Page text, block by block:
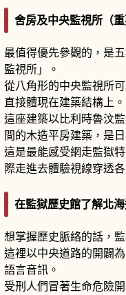
舍房及中央監視所（重
最值得優先參觀的，是
監視所」。
從八角形的中央監視所
直接體現在建築結構上。
這座建築以比利時魯汶
間的木造平房建築，是
這是最能感受網走監獄
際走進去體驗視線穿透
在監獄歷史館了解北
想掌握歷史脈絡的話，
這裡以中央道路的開闢
語言音訊。
受刑人們冒著生命危險